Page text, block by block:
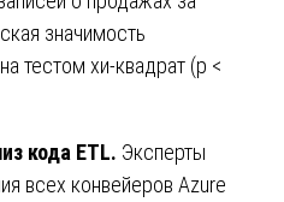
значимость
тестом хи-квадрат (p <
кода ETL. Эксперты
всех конвейеров Azure